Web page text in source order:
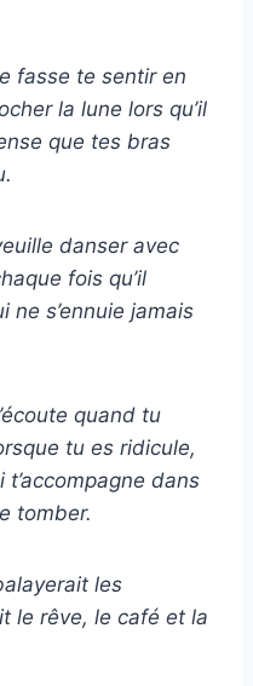
fasse te sentir en
la lune lors qu’il
que tes bras
danser avec
fois qu’il
ne s’ennuie jamais
quand tu
tu es ridicule,
dans
tomber.
les
le rêve, le café et la